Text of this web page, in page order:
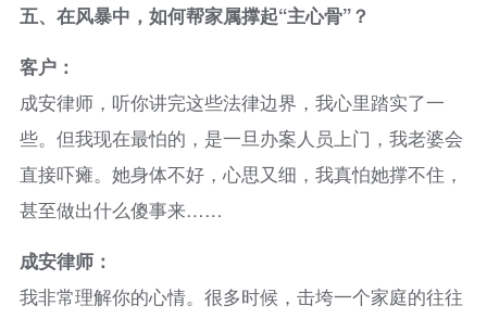
五、 在风暴中，如何帮家属撑起“主心骨”？
客户：
成安律师，听你讲完这些法律边界，我心里踏实了一
些。但我现在最怕的，是一旦办案人员上门，我老婆会
直接吓瘫。她身体不好，心思又细，我真怕她撑不住，
甚至做出什么傻事来……
成安律师：
我非常理解你的心情。很多时候，击垮一个家庭的往往